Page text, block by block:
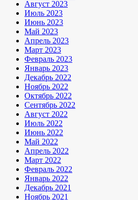
Август 2023
Июль 2023
Июнь 2023
Май 2023
Апрель 2023
Март 2023
Февраль 2023
Январь 2023
Декабрь 2022
Ноябрь 2022
Октябрь 2022
Сентябрь 2022
Август 2022
Июль 2022
Июнь 2022
Май 2022
Апрель 2022
Март 2022
Февраль 2022
Январь 2022
Декабрь 2021
Ноябрь 2021